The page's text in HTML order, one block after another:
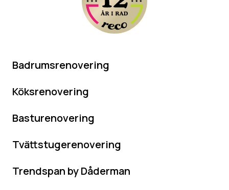
Badrumsrenovering
Köksrenovering
Basturenovering
Tvättstugerenovering
Trendspan by Dåderman